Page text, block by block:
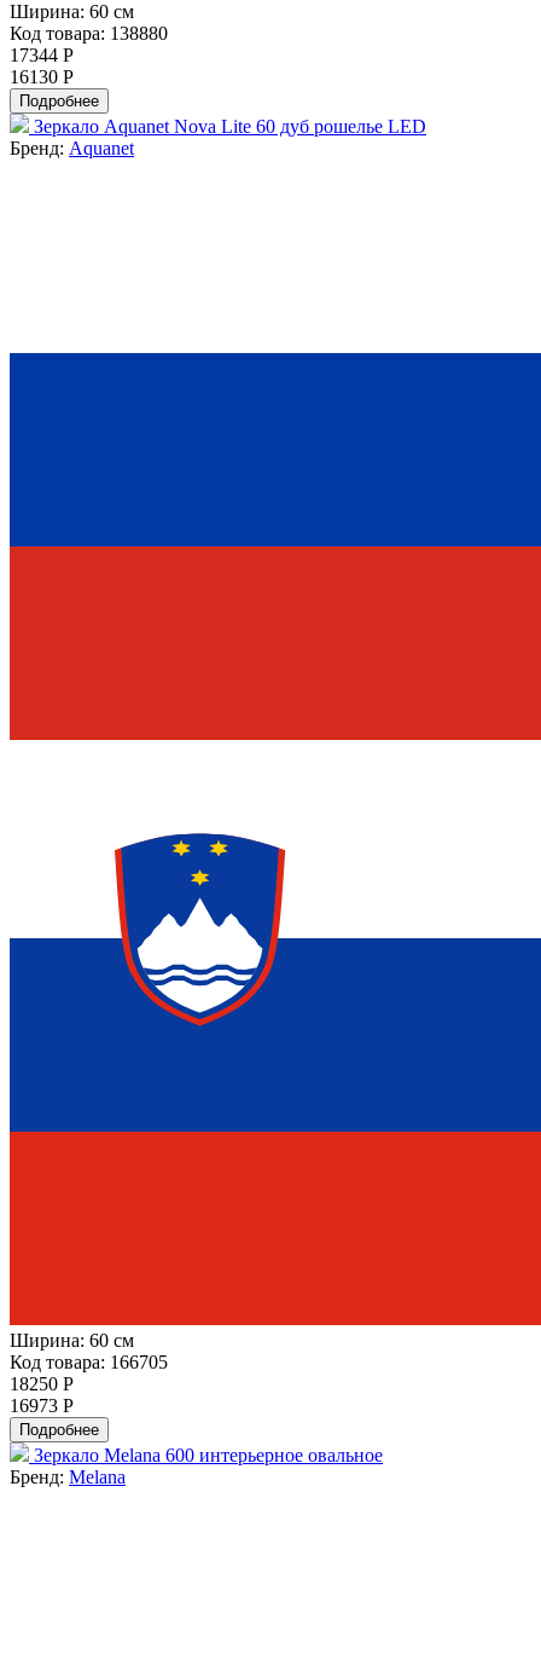
Ширина: 60 см
Код товара: 138880
17344 Р
16130 Р
Подробнее
Зеркало Aquanet Nova Lite 60 дуб рошелье LED
Бренд: Aquanet
Ширина: 60 см
Код товара: 166705
18250 Р
16973 Р
Подробнее
Зеркало Melana 600 интерьерное овальное
Бренд: Melana